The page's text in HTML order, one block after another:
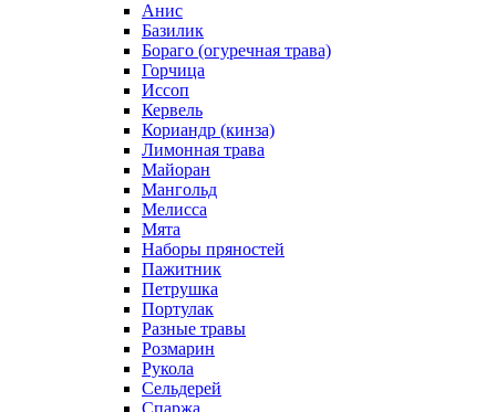
Анис
Базилик
Бораго (огуречная трава)
Горчица
Иссоп
Кервель
Кориандр (кинза)
Лимонная трава
Майоран
Мангольд
Мелисса
Мята
Наборы пряностей
Пажитник
Петрушка
Портулак
Разные травы
Розмарин
Рукола
Сельдерей
Спаржа